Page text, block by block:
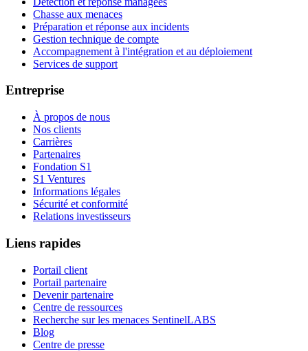
Chasse aux menaces
Préparation et réponse aux incidents
Gestion technique de compte
Accompagnement à l'intégration et au déploiement
Services de support
Entreprise
À propos de nous
Nos clients
Carrières
Partenaires
Fondation S1
S1 Ventures
Informations légales
Sécurité et conformité
Relations investisseurs
Liens rapides
Portail client
Portail partenaire
Devenir partenaire
Centre de ressources
Recherche sur les menaces SentinelLABS
Blog
Centre de presse